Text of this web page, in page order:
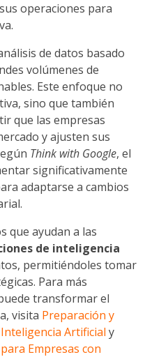
operaciones para
de datos basado
volúmenes de
Este enfoque no
sino que también
que las empresas
y ajusten sus
Think with Google, el
significativamente
adaptarse a cambios
que ayudan a las
de inteligencia
permitiéndoles tomar
Para más
transformar el
visita Preparación y
Artificial y
Empresas con